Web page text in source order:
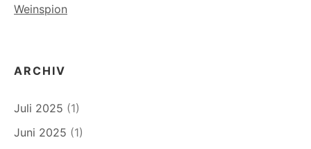
Weinspion
ARCHIV
Juli 2025 (1)
Juni 2025 (1)